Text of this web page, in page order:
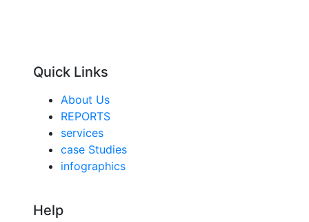
Quick Links
About Us
REPORTS
services
case Studies
infographics
Help